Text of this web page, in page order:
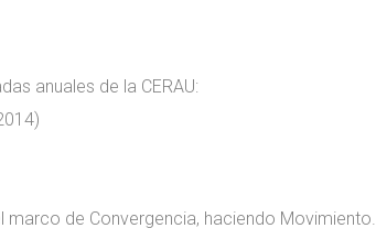
anuales de la CERAU:
de Convergencia, haciendo Movimiento.